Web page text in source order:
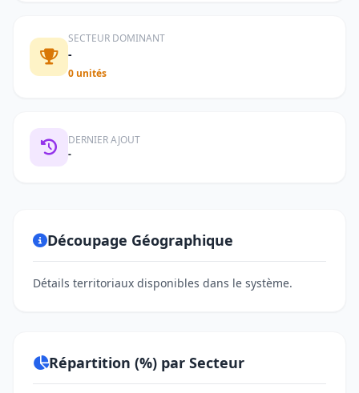
SECTEUR DOMINANT
-
0 unités
DERNIER AJOUT
-
Découpage Géographique
Détails territoriaux disponibles dans le système.
Répartition (%) par Secteur